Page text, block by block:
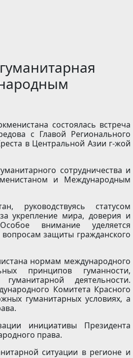
состоялась встреча
с Главой Регионального
в Центральной Азии г-жой
сотрудничества и
и Международным
руководствуясь статусом
укрепление мира, доверия и
внимание уделяется
защиты гражданского
нормам международного
принципов гуманности,
деятельности.
Комитета Красного
гуманитарных условиях, а
инициативы Президента
права.
ситуации в регионе и